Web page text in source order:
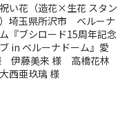
い花（造花×生花 スタン
）埼玉県所沢市 ベルーナ
『ブシロード15周年記念
in ベルーナドーム』愛
伊藤美来 様 高橋花林
西亜玖璃 様